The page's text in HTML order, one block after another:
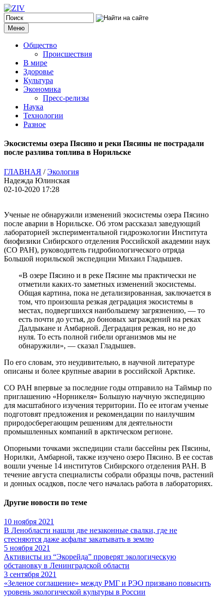
Меню
Общество
Происшествия
В мире
Здоровье
Культура
Экономика
Пресс-релизы
Наука
Технологии
Разное
Экосистемы озера Пясино и реки Пясины не пострадали
после разлива топлива в Норильске
ГЛАВНАЯ /Экология
Надежда Юлинская
02-10-2020 17:28
Ученые не обнаружили изменений экосистемы озера Пясино
после аварии в Норильске. Об этом рассказал заведующий
лабораторией экспериментальной гидроэкологии Института
биофизики Сибирского отделения Российской академии наук
(СО РАН), руководитель гидробиологического отряда
Большой норильской экспедиции Михаил Гладышев.
«В озере Пясино и в реке Пясине мы практически не
отметили каких-то заметных изменений экосистемы.
Общая картина, пока не детализированная, заключается в
том, что произошла резкая деградация экосистемы в
местах, подвергшихся наибольшему загрязнению, — то
есть почти до устья, до боновых заграждений на реках
Далдыкане и Амбарной. Деградация резкая, но не до
нуля. То есть полной гибели организмов мы не
обнаружили», — сказал Гладышев.
По его словам, это неудивительно, в научной литературе
описаны и более крупные аварии в российской Арктике.
СО РАН впервые за последние годы отправило на Таймыр по
приглашению «Норникеля» Большую научную экспедицию
для масштабного изучения территории. По ее итогам ученые
подготовят предложения и рекомендации по наилучшим
природосберегающим решениям для деятельности
промышленных компаний в арктическом регионе.
Опорными точками экспедиции стали бассейны рек Пясины,
Норилки, Амбарной, также изучено озеро Пясино. В ее состав
вошли ученые 14 институтов Сибирского отделения РАН. В
течение августа специалисты собрали образцы почв, растений
и донных осадков, после чего началась работа в лабораториях.
Другие новости по теме
10 ноября 2021
В Ленобласти нашли две незаконные свалки, где не
стесняются даже асфальт закатывать в землю
5 ноября 2021
Активисты из “Экорейда” проверят экологическую
обстановку в Ленинградской области
3 сентября 2021
«Зеленое соглашение» между РМГ и РЭО призвано повысить
уровень экологической культуры в России